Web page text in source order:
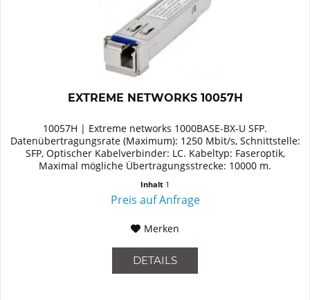
EXTREME NETWORKS 10057H
10057H | Extreme networks 1000BASE-BX-U SFP.
Datenübertragungsrate (Maximum): 1250 Mbit/s, Schnittstelle:
SFP, Optischer Kabelverbinder: LC. Kabeltyp: Faseroptik,
Maximal mögliche Übertragungsstrecke: 10000 m.
Inhalt 1
Preis auf Anfrage
Merken
DETAILS